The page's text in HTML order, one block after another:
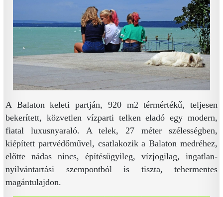
A Balaton keleti partján, 920 m2 térmértékű, teljesen
bekerített, közvetlen vízparti telken eladó egy modern,
fiatal luxusnyaraló. A telek, 27 méter szélességben,
kiépített partvédőművel, csatlakozik a Balaton medréhez,
előtte nádas nincs, építésügyileg, vízjogilag, ingatlan-
nyilvántartási szempontból is tiszta, tehermentes
magántulajdon.